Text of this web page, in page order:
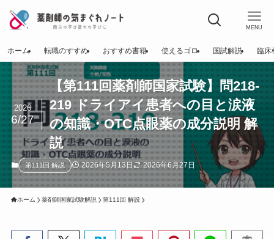
MENU
ホーム 転職のすすめ おすすめ書籍 使えるゴロ 国試解説 臨床
【第111回薬剤師国家試験】問218-
219 ドライアイ患者への目と涙液
の知識・OTC点眼薬の成分説明 解
説
2026
6/27
第111回 解説 2026年5月13日 2026年6月27日
ホーム 薬剤師国家試験解説 第111回 解説